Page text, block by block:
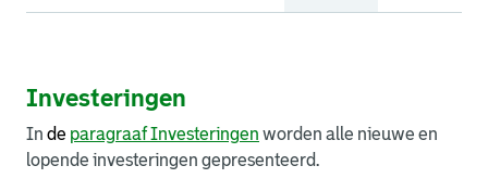
Investeringen
In de paragraaf Investeringen worden alle nieuwe en
lopende investeringen gepresenteerd.